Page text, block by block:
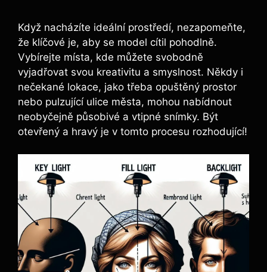
Když nacházíte ideální prostředí, nezapomeňte,
že klíčové je, aby se model cítil pohodlně.
Vybírejte místa, kde můžete svobodně
vyjadřovat svou kreativitu a smyslnost. Někdy i
nečekané lokace, jako třeba opuštěný prostor
nebo pulzující ulice města, mohou nabídnout
neobyčejně působivé a vtipné snímky. Být
otevřený a hravý je v tomto procesu rozhodující!